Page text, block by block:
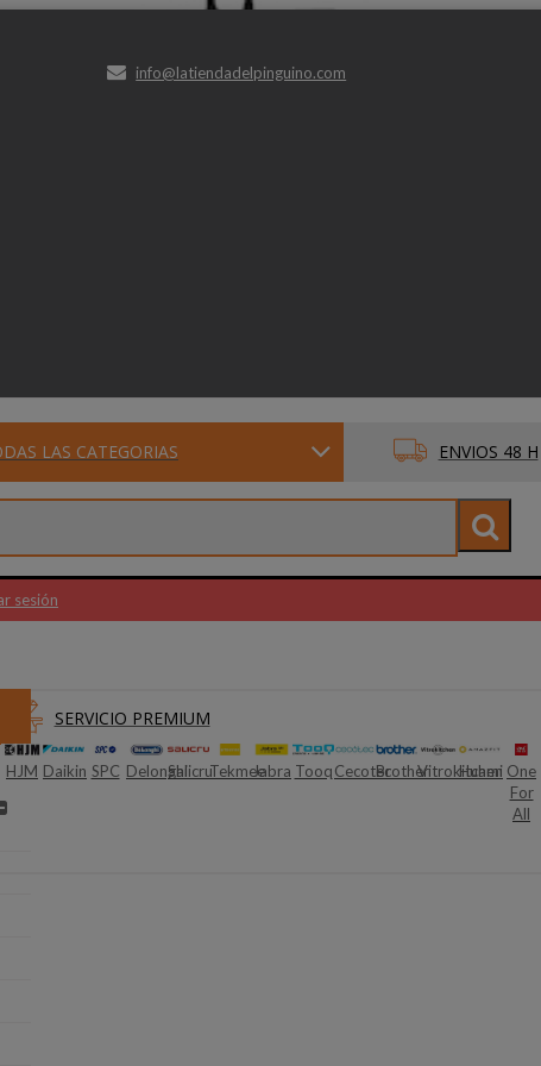
info@latiendadelpinguino.com
sesión
LAS CATEGORIAS ENVIOS 48 H
SERVICIO PREMIUM
Daikin SPC DelonghiSalicruTekmeeJabra Tooq CecotecBrotherVitrokitchen
HuamiOne